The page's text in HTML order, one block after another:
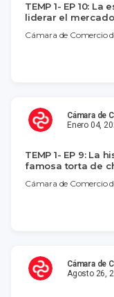
TEMP 1- EP 10:
liderar el mercado
Cámara de Comercio
Cámara de
Enero 04,
TEMP 1- EP 9: La
famosa torta de
Cámara de Comercio
Cámara de
Agosto 26,